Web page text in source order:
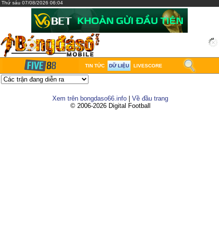
Thứ sáu 07/08/2026 06:04
TIN TỨC DỮ LIỆU LIVESCORE
Xem trên bongdaso66.info
Về đầu trang
© 2006-2026 Digital Football